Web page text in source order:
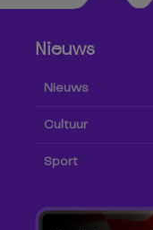
Nieuws
Nieuws
Cultuur
Sport